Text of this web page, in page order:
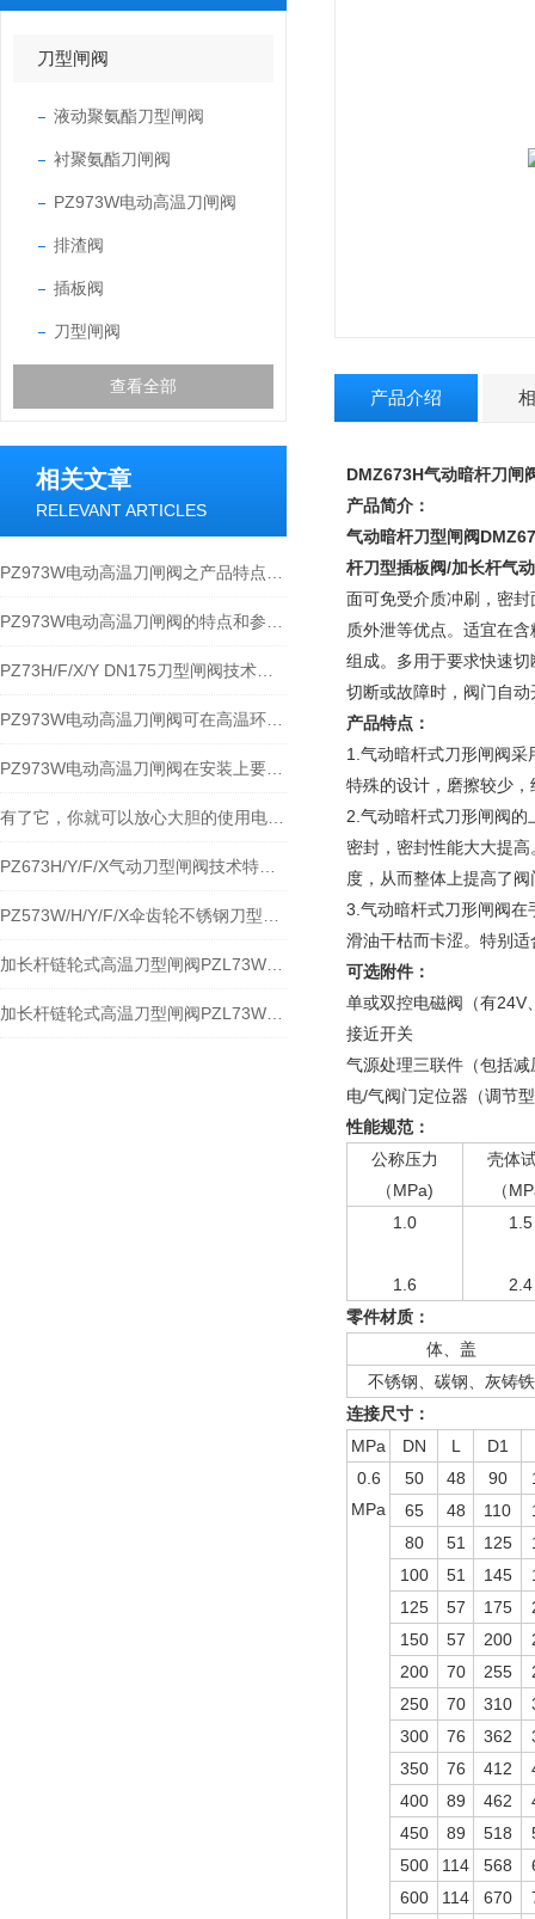
刀型闸阀
液动聚氨酯刀型闸阀
衬聚氨酯刀闸阀
PZ973W电动高温刀闸阀
排渣阀
插板阀
刀型闸阀
查看全部
相关文章
RELEVANT ARTICLES
产品介绍
DMZ673H气动暗杆刀闸
产品简介：
气动暗杆刀型闸阀
杆刀型插板阀/加长杆气
面可免受介质冲刷，密
质外泄等优点。适宜在
组成。多用于要求快速
切断或故障时，阀门自
产品特点：
1.气动暗杆式刀形闸阀
特殊的设计，磨擦较少，
2.气动暗杆式刀形闸阀
密封，密封性能大大提
度，从而整体上提高了
3.气动暗杆式刀形闸阀在
滑油干枯而卡涩。特别
可选附件：
单或双控电磁阀（有
接近开关
气源处理三联件（包括
电/气阀门定位器（调节
性能规范：
公称压力
（MPa)
壳体
（
1.0
1.6
1.5
2.4
零件材质：
体、盖
不锈钢、碳钢、灰铸铁
连接尺寸：
MPa
DN L D1
0.6
MPa
50 48 90
65
48 110
80
51 125
100
51 145
125
57 175
150
57 200
200
70 255
250
70 310
300
76 362
350
76 412
400
89 462
450
89 518
500
114 568
600
114 670